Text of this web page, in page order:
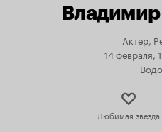
Актер,
14 февраля,
Любимая звезда